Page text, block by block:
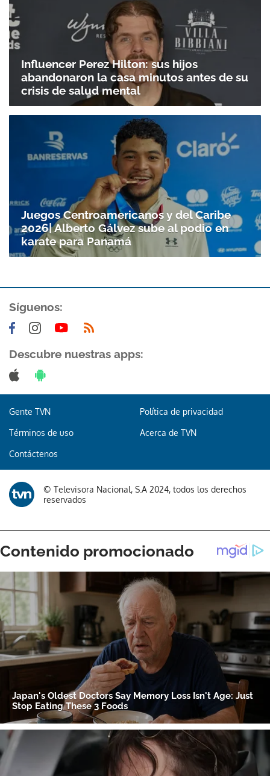
Gracias por suscribirte a nuestro boletín.
ACEPTAR
Influencer Perez Hilton: sus hijos
abandonaron la casa minutos antes de su
crisis de salud mental
Juegos Centroamericanos y del Caribe
2026| Alberto Gálvez sube al podio en
karate para Panamá
Síguenos:
Descubre nuestras apps:
Gente TVN Política de privacidad
Términos de uso Acerca de TVN
Contáctenos
© Televisora Nacional, S.A 2024, todos los derechos
reservados